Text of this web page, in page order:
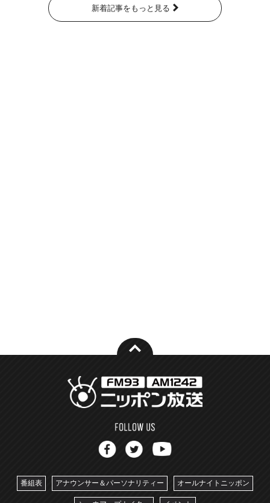
新着記事をもっと見る
番組表 アナウンサー＆パーソナリティー オールナイトニッポン